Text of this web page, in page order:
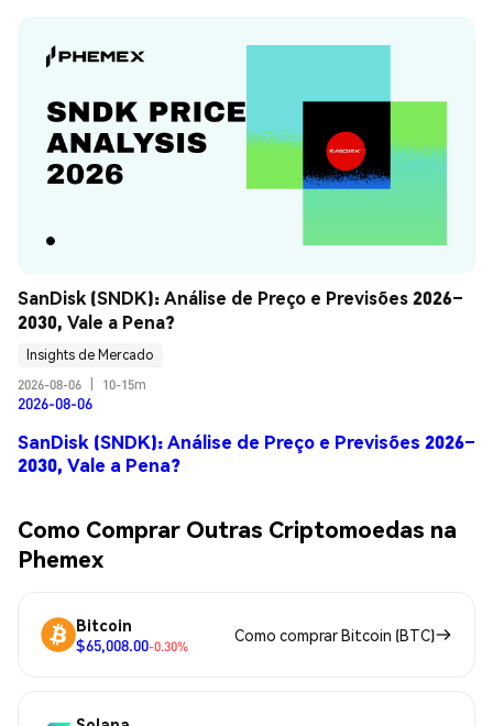
SanDisk (SNDK): Análise de Preço e Previsões 2026–
2030, Vale a Pena?
Insights de Mercado
2026-08-06
10-15m
2026-08-06
SanDisk (SNDK): Análise de Preço e Previsões 2026–
2030, Vale a Pena?
Como Comprar Outras Criptomoedas na
Phemex
Bitcoin
$65,008.00-0.30%
Como comprar Bitcoin (BTC)